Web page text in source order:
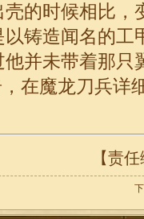
的时候相比，
铸造闻名的工
并未带着那只
在魔龙刀兵详
【责